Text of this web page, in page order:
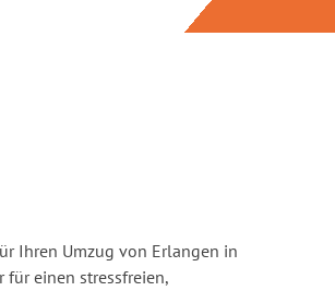
Ihren Umzug von Erlangen in
für einen stressfreien,